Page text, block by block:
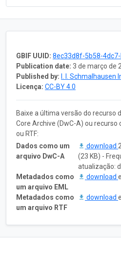
GBIF UUID: 8ec33d8f-5b58-
Publication date: 3 de março de
Published by:
I. I.
Licença: CC-BY 4.0
Baixe a última versão do recurso
Core Archive (DwC-A) ou recurso
ou RTF:
Dados como um
arquivo DwC-A
download
(23 KB) -
atualização:
Metadados como
um arquivo EML
download
Metadados como
um arquivo RTF
download